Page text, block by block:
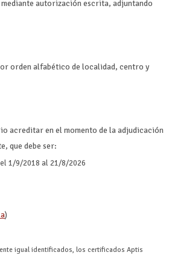
autorización escrita, adjuntando
orden alfabético de localidad, centro y
acreditar en el momento de la adjudicación
que debe ser:
1/9/2018 al 21/8/2026
)
igual identificados, los certificados Aptis